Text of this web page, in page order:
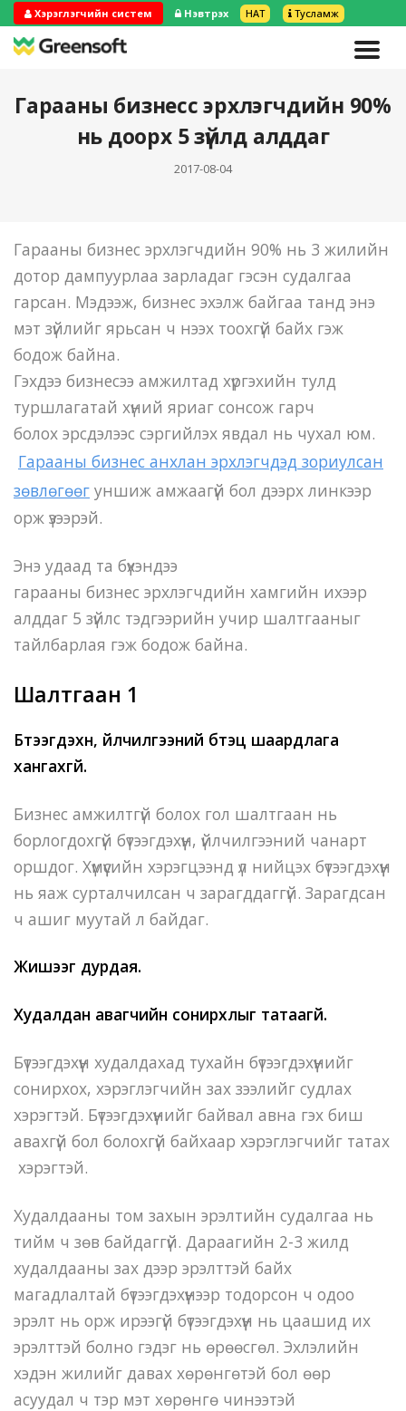
Хэрэглэгчийн систем Нэвтрэх НӨАТ Тусламж
Гарааны бизнесс эрхлэгчдийн 90%
нь доорх 5 зүйлд алддаг
2017-08-04
Гарааны бизнес эрхлэгчдийн 90% нь 3 жилийн
дотор дампуурлаа зарладаг гэсэн судалгаа
гарсан. Мэдээж, бизнес эхэлж байгаа танд энэ
мэт зүйлийг ярьсан ч нээх тоохгүй байх гэж
бодож байна.
Гэхдээ бизнесээ амжилтад хүргэхийн тулд
туршлагатай хүний яриаг сонсож гарч
болох эрсдэлээс сэргийлэх явдал нь чухал юм.
Гарааны бизнес анхлан эрхлэгчдэд зориулсан
зөвлөгөөг уншиж амжаагүй бол дээрх линкээр
орж үзээрэй.
Энэ удаад та бүхэндээ
гарааны бизнес эрхлэгчдийн хамгийн ихээр
алддаг 5 зүйлс тэдгээрийн учир шалтгааныг
тайлбарлая гэж бодож байна.
Шалтгаан 1
Бүтээгдэхүүн, үйлчилгээний бүтэц шаардлага
хангахгүй.
Бизнес амжилтгүй болох гол шалтгаан нь
борлогдохгүй бүтээгдэхүүн, үйлчилгээний чанарт
оршдог. Хүмүүсийн хэрэгцээнд үл нийцэх бүтээгдэхүүн
нь яаж сурталчилсан ч зарагддаггүй. Зарагдсан
ч ашиг муутай л байдаг.
Жишээг дурдая.
Худалдан авагчийн сонирхлыг татаагүй.
Бүтээгдэхүүн худалдахад тухайн бүтээгдэхүүнийг
сонирхох, хэрэглэгчийн зах зээлийг судлах
хэрэгтэй. Бүтээгдэхүүнийг байвал авна гэх биш
авахгүй бол болохгүй байхаар хэрэглэгчийг татах
хэрэгтэй.
Худалдааны том захын эрэлтийн судалгаа нь
тийм ч зөв байдаггүй. Дараагийн 2-3 жилд
худалдааны зах дээр эрэлттэй байх
магадлалтай бүтээгдэхүүнээр тодорсон ч одоо
эрэлт нь орж ирээгүй бүтээгдэхүүн нь цаашид их
эрэлттэй болно гэдэг нь өрөөсгөл. Эхлэлийн
хэдэн жилийг давах хөрөнгөтэй бол өөр
асуудал ч тэр мэт хөрөнгө чинээтэй